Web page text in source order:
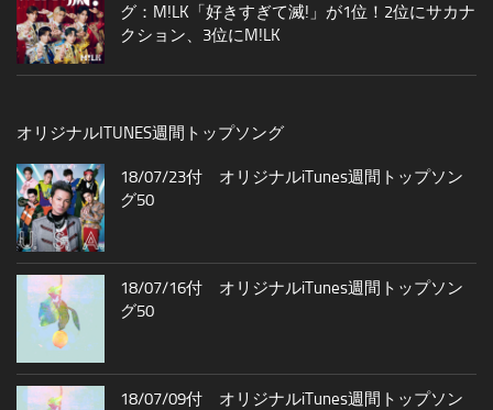
グ：M!LK「好きすぎて滅!」が1位！2位にサカナ
クション、3位にM!LK
オリジナルITUNES週間トップソング
18/07/23付 オリジナルiTunes週間トップソン
グ50
18/07/16付 オリジナルiTunes週間トップソン
グ50
18/07/09付 オリジナルiTunes週間トップソン